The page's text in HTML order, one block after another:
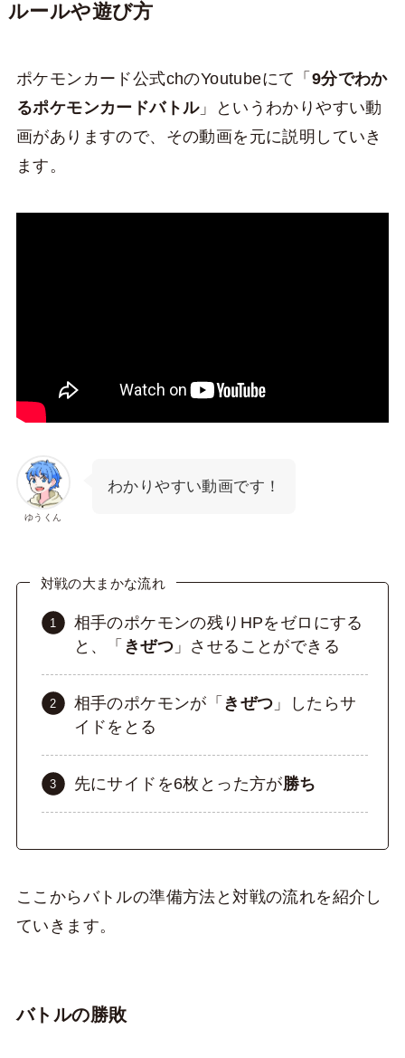
ルールや遊び方
ポケモンカード公式chのYoutubeにて「 9分でわか
るポケモンカードバトル」というわかりやすい動
画がありますので、その動画を元に説明していき
ます。
ゆうくん
わかりやすい動画です！
対戦の大まかな流れ
相手のポケモンの残りHPをゼロにする
と、「 きぜつ 」させることができる
相手のポケモンが「 きぜつ 」したらサ
イドをとる
先にサイドを6枚とった方が勝ち
ここからバトルの準備方法と対戦の流れを紹介し
ていきます。
バトルの勝敗